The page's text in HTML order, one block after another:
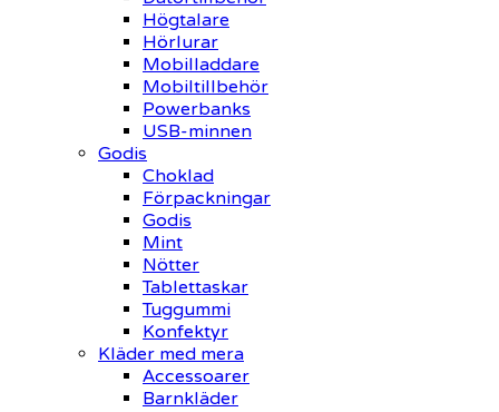
Högtalare
Hörlurar
Mobilladdare
Mobiltillbehör
Powerbanks
USB-minnen
Godis
Choklad
Förpackningar
Godis
Mint
Nötter
Tablettaskar
Tuggummi
Konfektyr
Kläder med mera
Accessoarer
Barnkläder